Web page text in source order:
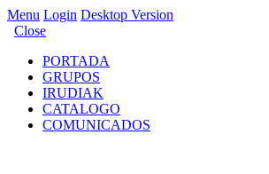
Menu Login Desktop Version
Close
PORTADA
GRUPOS
IRUDIAK
CATALOGO
COMUNICADOS